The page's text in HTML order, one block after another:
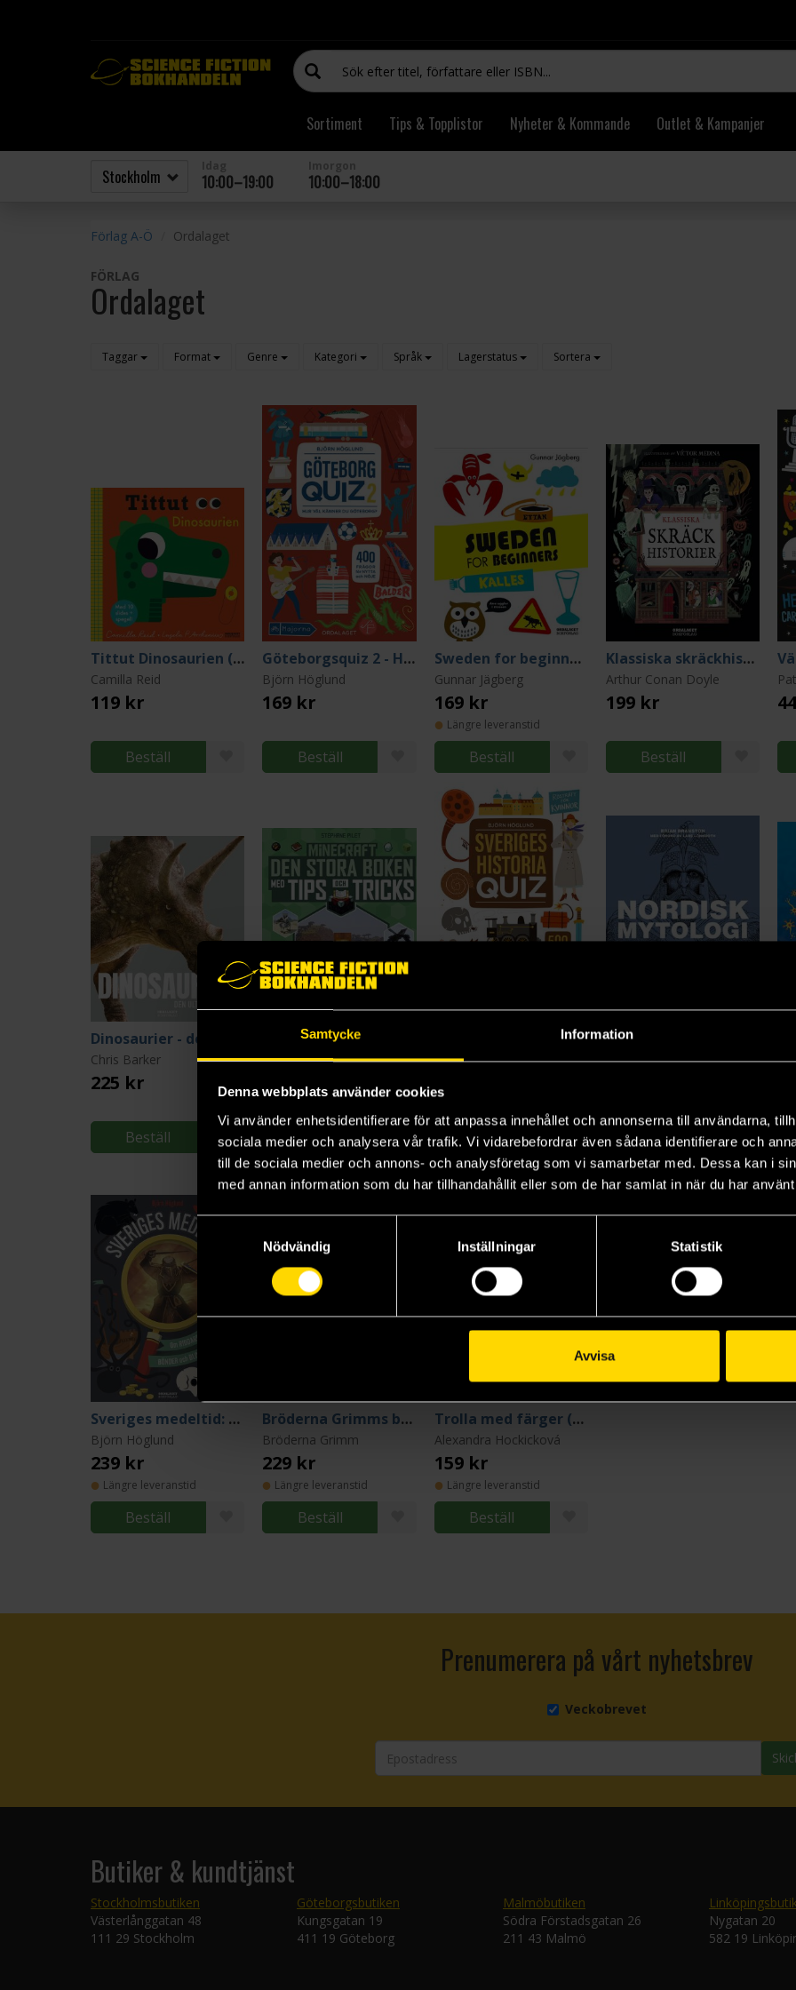
Samtycke Information
Denna webbplats använder cookies
Vi använder enhetsidentifierare för att anpassa innehållet och annonserna till användarna,
sociala medier och analysera vår trafik. Vi vidarebefordrar även sådana identifierare och
till de sociala medier och annons- och analysföretag som vi samarbetar med. Dessa kan i
med annan information som du har tillhandahållit eller som de har samlat in när du har
Samtyckesval
Nödvändig
Inställningar Statistik
Avvisa
Sortiment Tips & Topplistor Nyheter & Kommande Outlet & Kampanjer
10:00–19:00 10:00–18:00
Förlag A-Ö Ordalaget
FÖRLAG
Ordalaget
Taggar Format Genre Kategori Språk Lagerstatus Sortera
Tittut Dinosaurien (Board book)
Camilla Reid
119 kr
Beställ
Göteborgsquiz 2 - Har du koll? 400 nya frågor
Björn Höglund
169 kr
Beställ
Sweden for beginners
Gunnar Jägberg
169 kr
Längre leveranstid
Beställ
Klassiska skräckhistorier
Arthur Conan Doyle
199 kr
Beställ
Chris Barker
225 kr
Beställ
Stéphane Pilet
199 kr
Beställ
Sveriges historia QUIZ: 500 frågor för nytta och nöje
Björn Höglund
Beställ
Brian Branston
Beställ
Sveriges medeltid: Om riddare, bönder och blodbad
Björn Höglund
239 kr
Längre leveranstid
Beställ
Bröderna Grimms bästa sagor
Bröderna Grimm
229 kr
Längre leveranstid
Beställ
Trolla med färger (Board book)
Alexandra Hockicková
159 kr
Längre leveranstid
Beställ
Prenumerera på vårt nyhetsbrev
Veckobrevet
Butiker & kundtjänst
Stockholmsbutiken
Västerlånggatan 48
111 29 Stockholm
Göteborgsbutiken
Kungsgatan 19
411 19 Göteborg
Malmöbutiken
Södra Förstadsgatan 26
211 43 Malmö
Nygatan 20
582 19